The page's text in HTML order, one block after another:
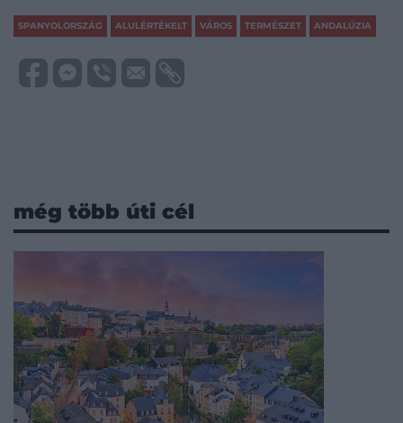
SPANYOLORSZÁG ALULÉRTÉKELT VÁROS TERMÉSZET ANDALÚZIA
még több úti cél